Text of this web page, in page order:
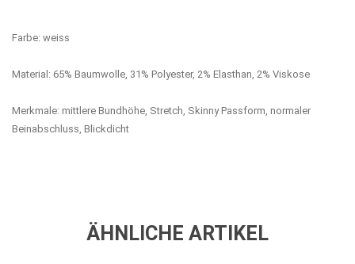
Farbe: weiss
Material: 65% Baumwolle, 31% Polyester, 2% Elasthan, 2% Viskose
Merkmale: mittlere Bundhöhe, Stretch, Skinny Passform, normaler
Beinabschluss, Blickdicht
ÄHNLICHE ARTIKEL